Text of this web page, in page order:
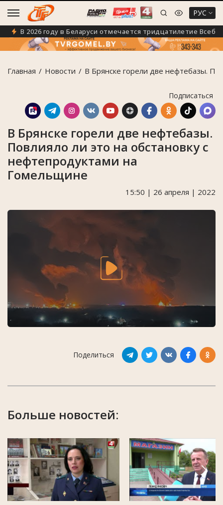
РУС
В 2026 году в Беларуси отмечается тридцатилетие
Главная Новости В Брянске горели две нефтебазы.
Подписаться
В Брянске горели две нефтебазы.
Повлияло ли это на обстановку с
нефтепродуктами на
Гомельщине
15:50 | 26 апреля | 2022
Поделиться
Больше новостей: